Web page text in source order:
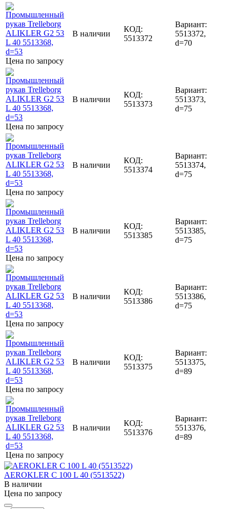
Цена по запросу
В наличии
КОД:
5513372
Вариант:
5513372,
d=70
Цена по запросу
В наличии
КОД:
5513373
Вариант:
5513373,
d=75
Цена по запросу
В наличии
КОД:
5513374
Вариант:
5513374,
d=75
Цена по запросу
В наличии
КОД:
5513385
Вариант:
5513385,
d=75
Цена по запросу
В наличии
КОД:
5513386
Вариант:
5513386,
d=75
Цена по запросу
В наличии
КОД:
5513375
Вариант:
5513375,
d=89
Цена по запросу
В наличии
КОД:
5513376
Вариант:
5513376,
d=89
AEROKLER C 100 L 40 (5513522)
В наличии
Цена по запросу